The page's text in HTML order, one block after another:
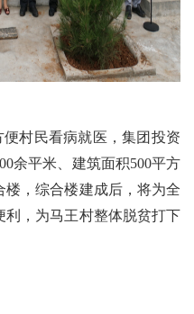
村民看病就医，集团投资
余平米、建筑面积500平方
，综合楼建成后，将为全
利，为马王村整体脱贫打下